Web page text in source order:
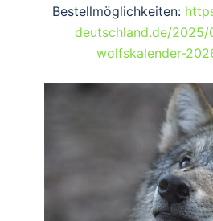
Bestellmöglichkeiten:
deutschland.de/2025/
wolfskalender-